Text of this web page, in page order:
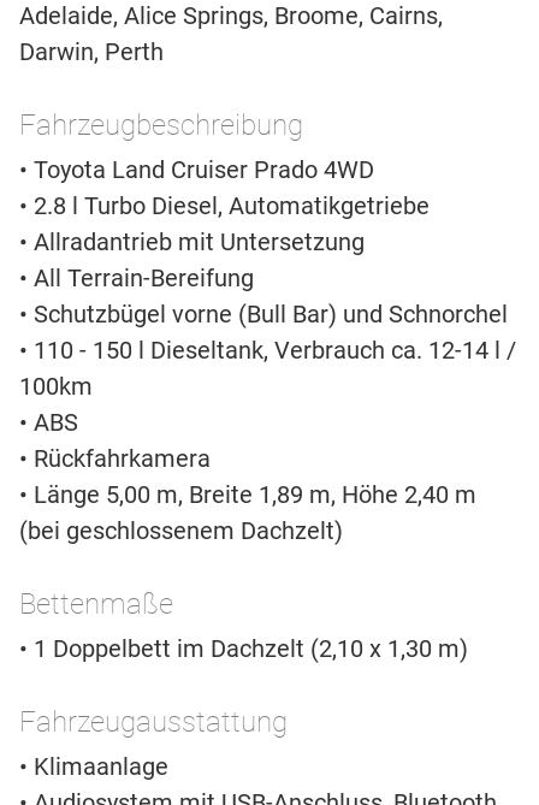
Adelaide, Alice Springs, Broome, Cairns,
Darwin, Perth
Fahrzeugbeschreibung
• Toyota Land Cruiser Prado 4WD
• 2.8 l Turbo Diesel, Automatikgetriebe
• Allradantrieb mit Untersetzung
• All Terrain-Bereifung
• Schutzbügel vorne (Bull Bar) und Schnorchel
• 110 - 150 l Dieseltank, Verbrauch ca. 12-14 l /
100km
• ABS
• Rückfahrkamera
• Länge 5,00 m, Breite 1,89 m, Höhe 2,40 m
(bei geschlossenem Dachzelt)
Bettenmaße
• 1 Doppelbett im Dachzelt (2,10 x 1,30 m)
Fahrzeugausstattung
• Klimaanlage